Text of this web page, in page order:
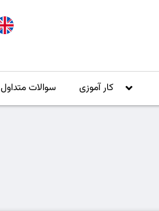
کار آموزی سوالات متداول